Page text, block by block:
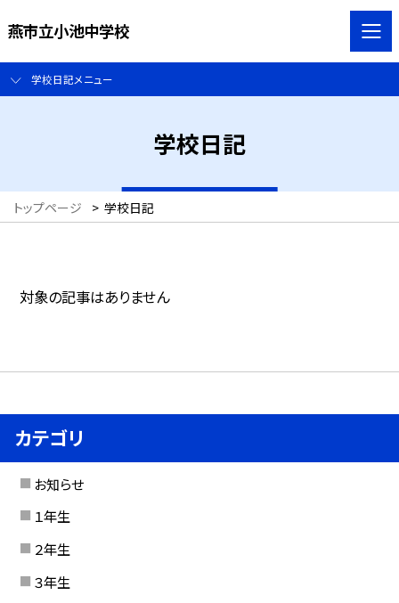
燕市立小池中学校
学校日記メニュー
学校日記
トップページ > 学校日記
対象の記事はありません
カテゴリ
お知らせ
１年生
２年生
３年生